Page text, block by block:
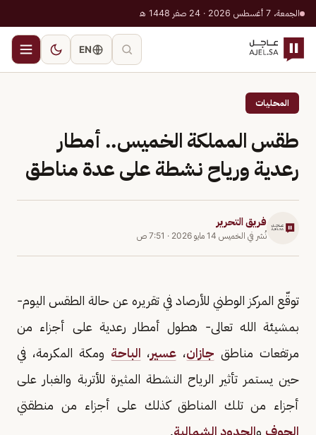
الجمعة، 7 أغسطس 2026 · 24 صفر 1448 هـ
EN
المحليات
طقس المملكة الخميس.. أمطار
رعدية ورياح نشطة على عدة مناطق
فريق التحرير
نُشر في الخميس 14 مايو 2026 · 7:51 ص
توقّع المركز الوطني للأرصاد في تقريره عن حالة الطقس اليوم-
بمشيئة الله تعالى- هطول أمطار رعدية على أجزاء من
مرتفعات مناطق جازان، عسير، الباحة ومكة المكرمة، في
حين يستمر تأثير الرياح النشطة المثيرة للأتربة والغبار على
أجزاء من تلك المناطق كذلك على أجزاء من منطقتي
الجوف والحدود الشمالية.